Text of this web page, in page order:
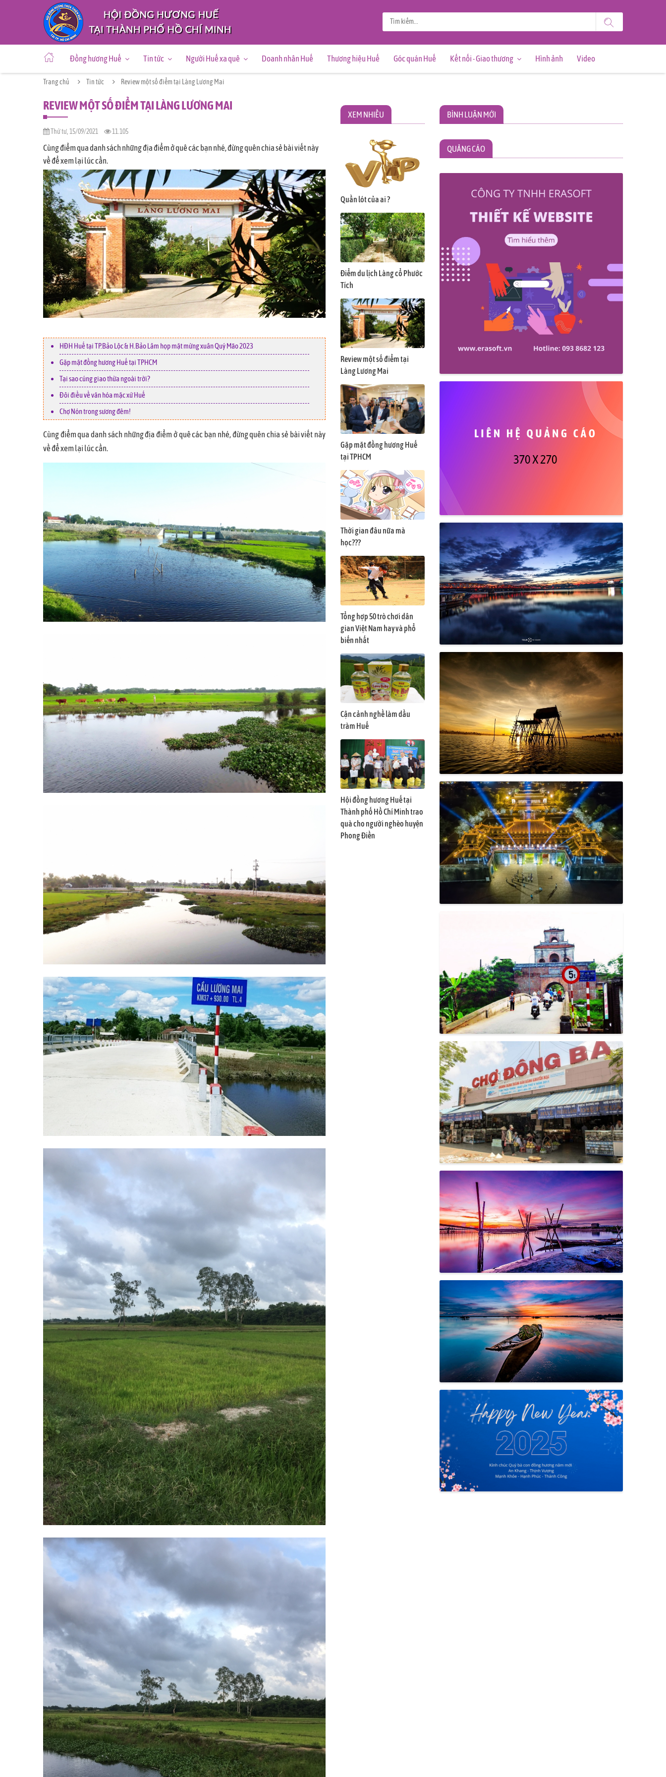
Đồng hương Huế Tin tức Người Huế xa quê Doanh nhân Huế Thương hiệu Huế Góc quán Huế Kết nối - Giao thương Hình ảnh Video
Trang chủ Tin tức Review một số điểm tại Làng Lương Mai
REVIEW MỘT SỐ ĐIỂM TẠI LÀNG LƯƠNG MAI
Thứ tư, 15/09/2021 11.105
Cùng điểm qua danh sách những địa điểm ở quê các bạn nhé, đừng quên chia sẻ bài viết này
về để xem lại lúc cần.
HĐH Huế tại TP.Bảo Lộc & H.Bảo Lâm họp mặt mừng xuân Quý Mão 2023
Gặp mặt đồng hương Huế tại TPHCM
Tại sao cúng giao thừa ngoài trời?
Đôi điều về văn hóa mặc xứ Huế
Chợ Nón trong sương đêm!
Cùng điểm qua danh sách những địa điểm ở quê các bạn nhé, đừng quên chia sẻ bài viết này
về để xem lại lúc cần.
XEM NHIỀU
Quần lót của ai ?
Điểm du lịch Làng cổ Phước
Tích
Review một số điểm tại
Làng Lương Mai
Gặp mặt đồng hương Huế
tại TPHCM
Thời gian đâu nữa mà
học???
Tổng hợp 50 trò chơi dân
gian Việt Nam hay và phổ
biến nhất
Cận cảnh nghề làm dầu
tràm Huế
Hội đồng hương Huế tại
Thành phố Hồ Chí Minh trao
quà cho người nghèo huyện
Phong Điền
BÌNH LUẬN MỚI
QUẢNG CÁO